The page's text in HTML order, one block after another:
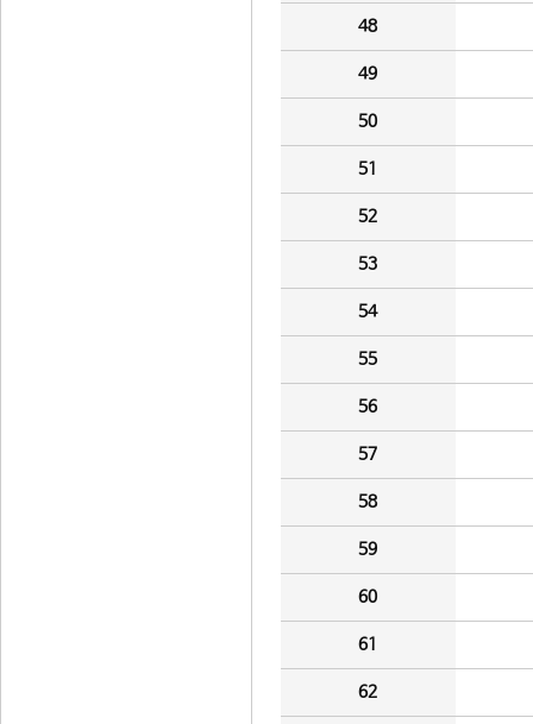
48
49
50
51
52
53
54
55
56
57
58
59
60
61
62